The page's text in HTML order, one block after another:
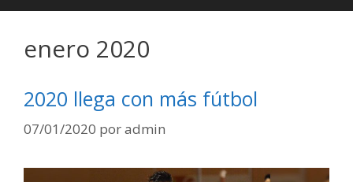
enero 2020
2020 llega con más fútbol
07/01/2020 poradmin